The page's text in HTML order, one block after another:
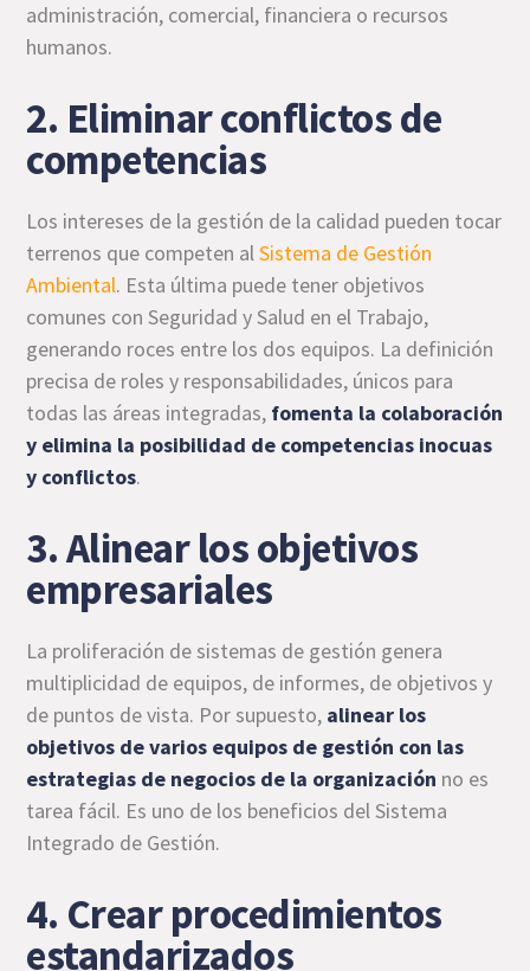
administración, comercial, financiera o recursos
humanos.
2. Eliminar conflictos de
competencias
Los intereses de la gestión de la calidad pueden tocar
terrenos que competen alSistema de Gestión
Ambiental. Esta última puede tener objetivos
comunes con Seguridad y Salud en el Trabajo,
generando roces entre los dos equipos. La definición
precisa de roles y responsabilidades, únicos para
todas las áreas integradas, fomenta la colaboración
y elimina la posibilidad de competencias inocuas
y conflictos.
3. Alinear los objetivos
empresariales
La proliferación de sistemas de gestión genera
multiplicidad de equipos, de informes, de objetivos y
de puntos de vista. Por supuesto, alinear los
objetivos de varios equipos de gestión con las
estrategias de negocios de la organización no es
tarea fácil. Es uno de los beneficios del Sistema
Integrado de Gestión.
4. Crear procedimientos
estandarizados